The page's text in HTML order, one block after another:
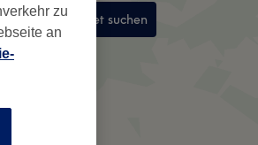
In diesem Gebiet suchen
zu
an